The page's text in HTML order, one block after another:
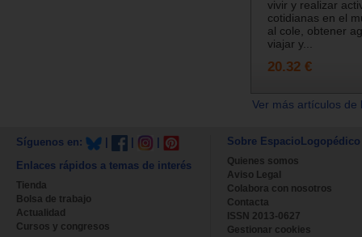
vivir y realizar
cotidianas en el
al cole, obtener
viajar y...
20.32 €
Ver más artículos
Síguenos en:
Enlaces rápidos a temas de interés
Tienda
Bolsa de trabajo
Actualidad
Cursos y congresos
Sobre EspacioLogopédico
Quienes somos
Aviso Legal
Colabora con nosotros
Contacta
ISSN 2013-0627
Gestionar cookies